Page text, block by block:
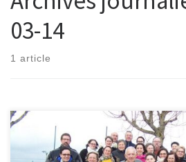
03-14
1 article